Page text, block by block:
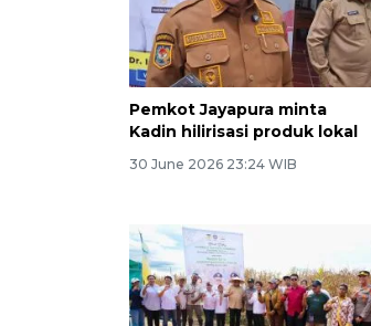
Pemkot Jayapura minta
Kadin hilirisasi produk lokal
30 June 2026 23:24 WIB